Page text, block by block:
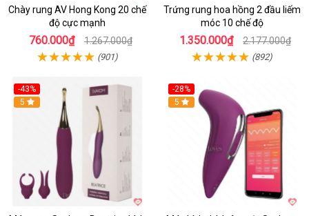
Chày rung AV Hong Kong 20 chế
độ cực mạnh
760.000₫ 1.267.000₫
(901)
Trứng rung hoa hồng 2 đầu liếm
móc 10 chế độ
1.350.000₫ 2.177.000₫
(892)
-43%
Hot
5
-28%
Hot
5